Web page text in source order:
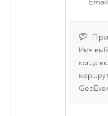
Имя
когда